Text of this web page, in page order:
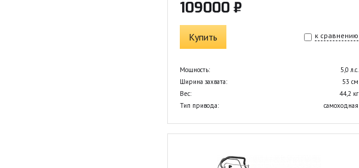
109000 ₽
Купить к сравнению
Мощность:
5,0 л.с.
Ширина захвата:
53 см
Вес:
44,2 кг
Тип привода:
самоходная